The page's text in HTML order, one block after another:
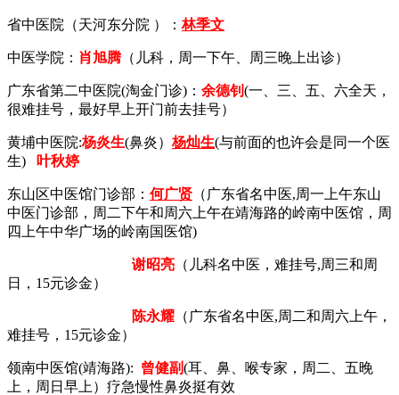
省中医院（天河东分院 ）：林季文
中医学院： 肖旭腾 （儿科，周一下午、周三晚上出诊）
广东省第二中医院(淘金门诊)： 余德钊 (一、三、五、六全天，
很难挂号，最好早上开门前去挂号）
黄埔中医院:杨炎生(鼻炎） 杨灿生(与前面的也许会是同一个医
生)
叶秋婷
东山区中医馆门诊部： 何广贤 （广东省名中医,周一上午东山
中医门诊部，周二下午和周六上午在靖海路的岭南中医馆，周
四上午中华广场的岭南国医馆)
谢昭亮 （儿科名中医，难挂号,周三和周
日，15元诊金）
陈永耀 （广东省名中医,周二和周六上午，
难挂号，15元诊金）
领南中医馆(靖海路): 曾健副(耳、鼻、喉专家，周二、五晚
上，周日早上）疗急慢性鼻炎挺有效